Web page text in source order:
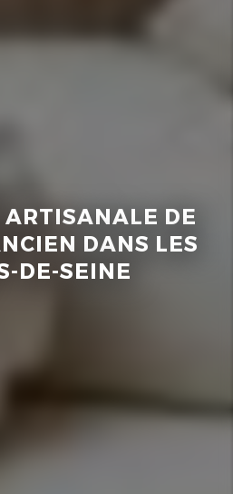
ARTISANALE DE
DANS LES
DE-SEINE